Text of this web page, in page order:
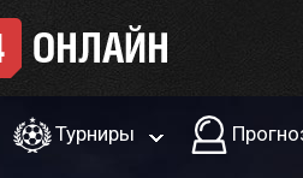
Турниры